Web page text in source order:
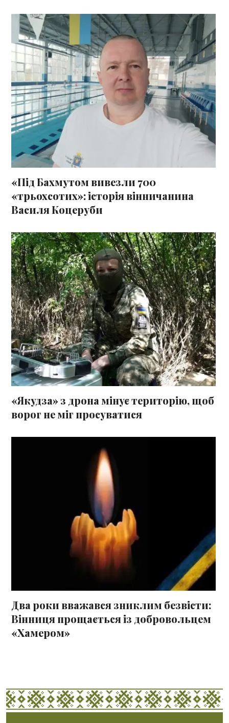
«Під Бахмутом вивезли 700
«трьохсотих»: історія вінничанина
Василя Коцеруби
«Якудза» з дрона мінує територію, щоб
ворог не міг просуватися
Два роки вважався зниклим безвісти:
Вінниця прощається із добровольцем
«Хамером»